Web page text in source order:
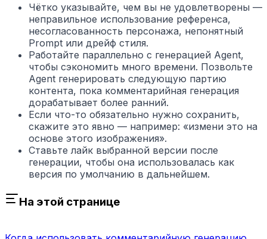
Чётко указывайте, чем вы не удовлетворены —
неправильное использование референса,
несогласованность персонажа, непонятный
Prompt или дрейф стиля.
Работайте параллельно с генерацией Agent,
чтобы сэкономить много времени. Позвольте
Agent генерировать следующую партию
контента, пока комментарийная генерация
дорабатывает более ранний.
Если что-то обязательно нужно сохранить,
скажите это явно — например: «измени это на
основе этого изображения».
Ставьте лайк выбранной версии после
генерации, чтобы она использовалась как
версия по умолчанию в дальнейшем.
На этой странице